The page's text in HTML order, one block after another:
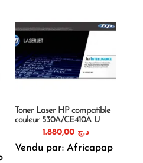
Toner Laser HP compatible
couleur 530A/CE410A U
د.ج 1.880,00
Vendu par: Africapap